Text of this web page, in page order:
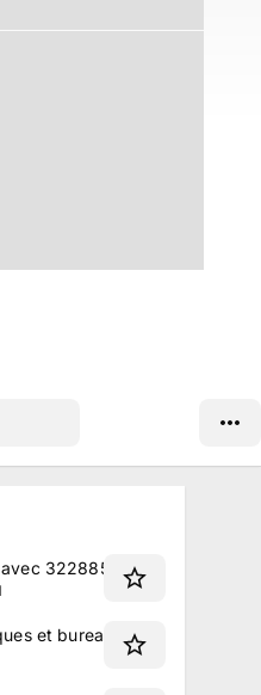
322885 kms au compteur
et bureautiques